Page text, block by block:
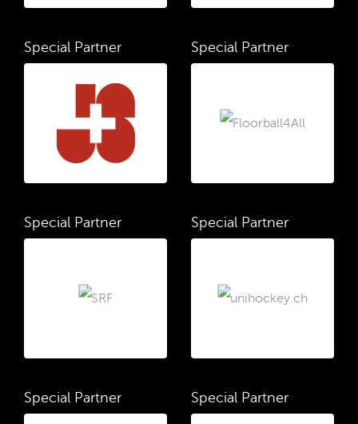
Special Partner Special Partner
Special Partner Special Partner
Special Partner Special Partner